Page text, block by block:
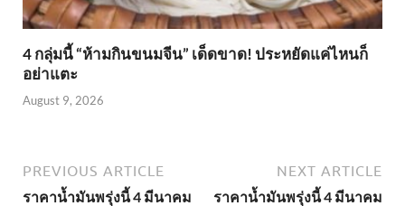
4 กลุ่มนี้ “ห้ามกินขนมจีน” เด็ดขาด! ประหยัดแค่ไหนก็
อย่าแตะ
August 9, 2026
PREVIOUS ARTICLE
ราคาน้ำมันพรุ่งนี้ 4 มีนาคม
NEXT ARTICLE
ราคาน้ำมันพรุ่งนี้ 4 มีนาคม